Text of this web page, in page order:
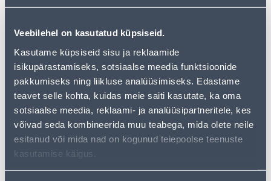
Veebilehel on kasutatud küpsiseid.
Kasutame küpsiseid sisu ja reklaamide
isikupärastamiseks, sotsiaalse meedia funktsioonide
pakkumiseks ning liikluse analüüsimiseks. Edastame
teavet selle kohta, kuidas meie saiti kasutate, ka oma
sotsiaalse meedia, reklaami- ja analüüsipartneritele, kes
võivad seda kombineerida muu teabega, mida olete neile
esitanud või mida nad on kogunud teiepoolse teenuste
kasutamise käigus.
• Abilaud mõõtmetega 40 x 40 x 36 cm.
• Kandevõime 8 kg.
• Värv must.
• 14-päevane tagastusõigus
Courier service to home from 4,19 € from 2-5 tööpäeva
Parcel machine from 2,29 € from 2-5 tööpäeva